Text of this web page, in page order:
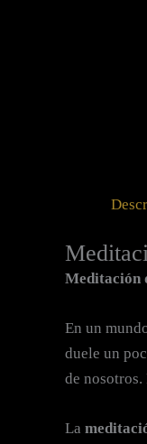
Meditación
En un
duele un
de nosotros.
La